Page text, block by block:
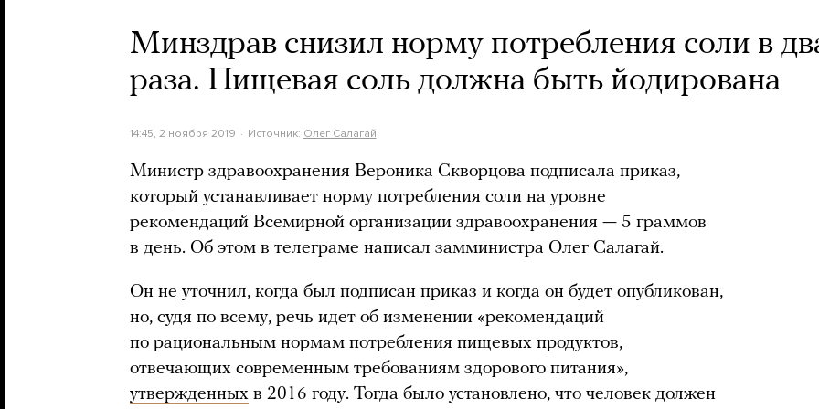
Минздрав снизил норму потребления соли в
раза. Пищевая соль должна быть йодирована
14:45, 2 ноября 2019 Источник: Олег Салагай
Министр здравоохранения Вероника Скворцова подписала приказ,
который устанавливает норму потребления соли на уровне
рекомендаций Всемирной организации здравоохранения — 5 граммов
в день. Об этом в телеграме написал замминистра Олег Салагай.
Он не уточнил, когда был подписан приказ и когда он будет опубликован,
но, судя по всему, речь идет об изменении «рекомендаций
по рациональным нормам потребления пищевых продуктов,
отвечающих современным требованиям здорового питания»,
утвержденных в 2016 году. Тогда было установлено, что человек должен